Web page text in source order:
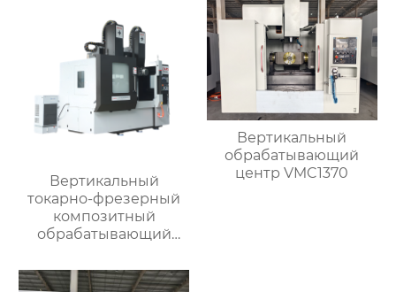
Вертикальный
токарно-фрезерный
композитный
обрабатывающий
Вертикальный
обрабатывающий
центр VMC1370